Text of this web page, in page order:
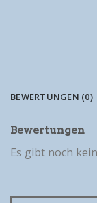
BEWERTUNGEN (0)
Bewertungen
Es gibt noch